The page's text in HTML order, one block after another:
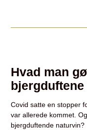
Hvad man
Covid satte en stopper
var allerede kommet.
bjergduftende naturvin?